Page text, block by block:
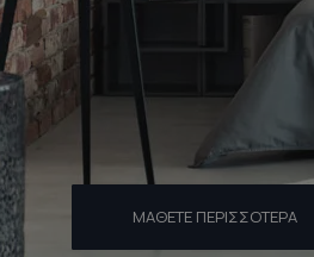
ΜΆΘΕΤΕ ΠΕΡΙΣΣΌΤΕΡΑ